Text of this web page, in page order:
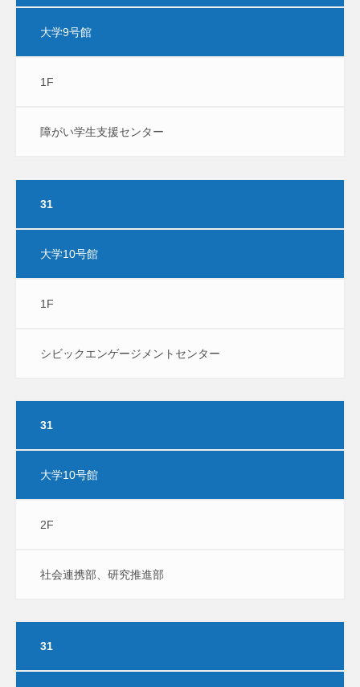
大学9号館
1F
障がい学生支援センター
31
大学10号館
1F
シビックエンゲージメントセンター
31
大学10号館
2F
社会連携部、研究推進部
31